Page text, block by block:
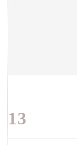
13